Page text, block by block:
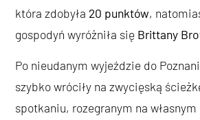
która zdobyła 20 punktów,
gospodyń wyróżniła się Brittany
Po nieudanym wyjeździe do
szybko wróciły na zwycięską
spotkaniu, rozegranym na